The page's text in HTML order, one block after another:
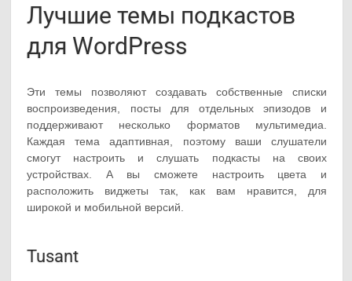
Лучшие темы подкастов
для WordPress
Эти темы позволяют создавать собственные списки
воспроизведения, посты для отдельных эпизодов и
поддерживают несколько форматов мультимедиа.
Каждая тема адаптивная, поэтому ваши слушатели
смогут настроить и слушать подкасты на своих
устройствах. А вы сможете настроить цвета и
расположить виджеты так, как вам нравится, для
широкой и мобильной версий.
Tusant